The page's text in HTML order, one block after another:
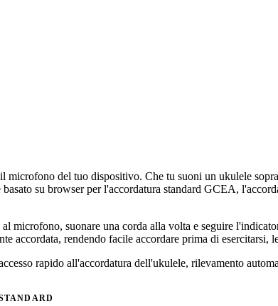
del tuo dispositivo. Che tu suoni un ukulele
su browser per l'accordatura standard GCEA,
microfono, suonare una corda alla volta e seguire
accordata, rendendo facile accordare prima di
rapido all'accordatura dell'ukulele, rilevamento